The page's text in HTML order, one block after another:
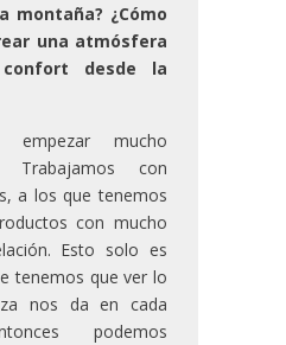
montaña? ¿Cómo
una atmósfera
desde la
empezar mucho
Trabajamos con
a los que tenemos
con mucho
Esto solo es
tenemos que ver lo
nos da en cada
podemos